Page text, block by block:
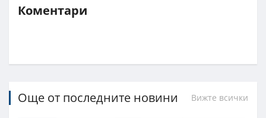
Коментари
Още от последните новини Вижте всички